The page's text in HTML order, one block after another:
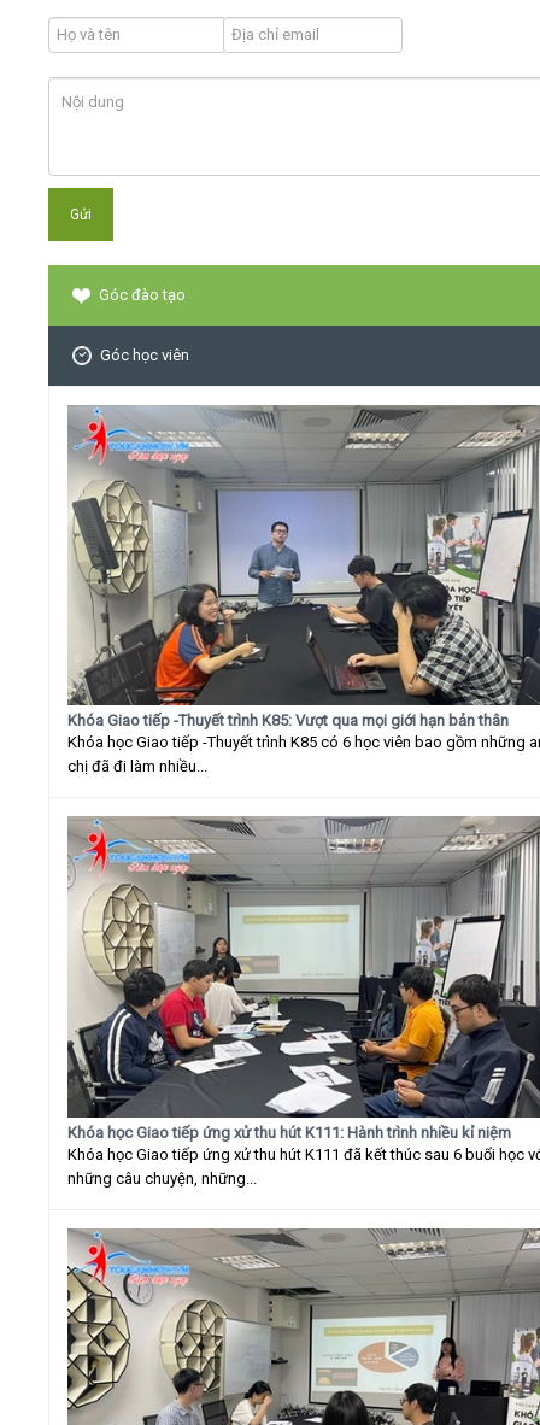
Góc đào tạo
Góc học viên
Khóa Giao tiếp -Thuyết trình K85: Vượt qua mọi giới hạn bản thân
Khóa học Giao tiếp -Thuyết trình K85 có 6 học viên bao gồm những
chị đã đi làm nhiều...
Khóa học Giao tiếp ứng xử thu hút K111: Hành trình nhiều kỉ niệm
Khóa học Giao tiếp ứng xử thu hút K111 đã kết thúc sau 6 buổi học
những câu chuyện, những...